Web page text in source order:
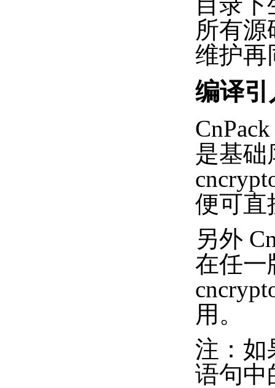
所有源
维护再
编译引
是基础
便可直
另外
在任一
用。
注：如
语句中